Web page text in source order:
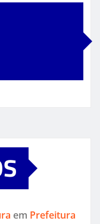
em Prefeitura